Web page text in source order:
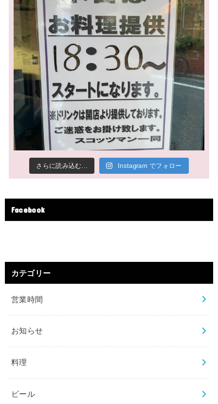
さらに読み込む... Instagram でフォロー
Facebook
カテゴリー
営業時間
お知らせ
料理
ビール